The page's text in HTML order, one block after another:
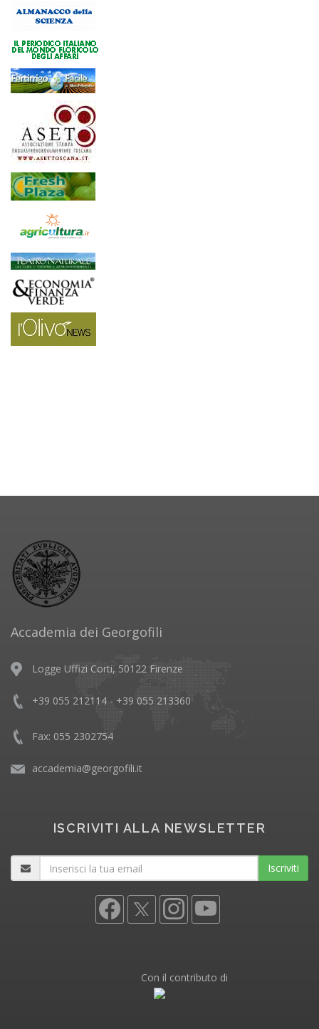
Accademia dei Georgofili
Logge Uffizi Corti, 50122 Firenze
+39 055 212114 - +39 055 213360
Fax: 055 2302754
accademia@georgofili.it
ISCRIVITI ALLA NEWSLETTER
Iscriviti
Con il contributo di